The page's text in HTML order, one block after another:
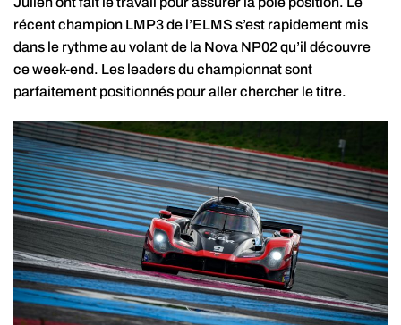
récent champion LMP3 de l’ELMS s’est rapidement mis
dans le rythme au volant de la Nova NP02 qu’il découvre
ce week-end. Les leaders du championnat sont
parfaitement positionnés pour aller chercher le titre.